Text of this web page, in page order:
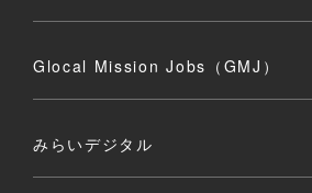
Glocal Mission Jobs（GMJ）
みらいデジタル